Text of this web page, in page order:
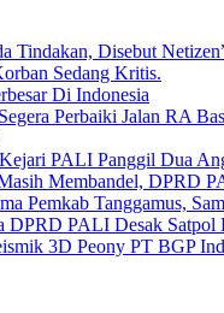
Tindakan, Disebut
Sedang Kritis.
Di Indonesia
Perbaiki Jalan RA
PALI Panggil Dua
Membandel, DPRD
Pemkab Tanggamus,
PALI Desak Satpol
3D Peony PT BGP